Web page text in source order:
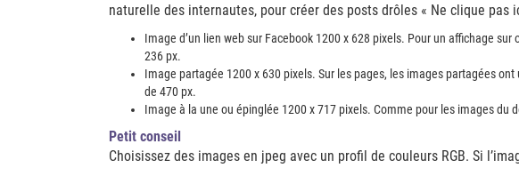
naturelle des internautes, pour créer des posts drôles « Ne clique pas
Image d’un lien web sur Facebook 1200 x 628 pixels. Pour un affichage
236 px.
Image partagée 1200 x 630 pixels. Sur les pages, les images partagées
de 470 px.
Image à la une ou épinglée 1200 x 717 pixels. Comme pour les images du
Petit conseil
Choisissez des images en jpeg avec un profil de couleurs RGB. Si